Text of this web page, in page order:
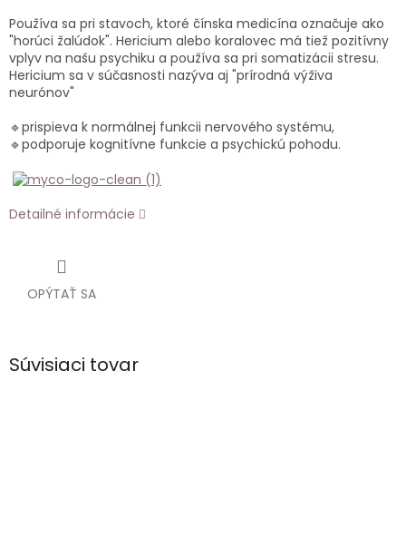
Používa sa pri stavoch, ktoré čínska medicína označuje ako
"horúci žalúdok". Hericium alebo koralovec má tiež pozitívny
vplyv na našu psychiku a používa sa pri somatizácii stresu.
Hericium sa v súčasnosti nazýva aj "prírodná výživa
neurónov"
🔹prispieva k normálnej funkcii nervového systému,
🔹podporuje kognitívne funkcie a psychickú pohodu.
Detailné informácie
OPÝTAŤ SA
Súvisiaci tovar